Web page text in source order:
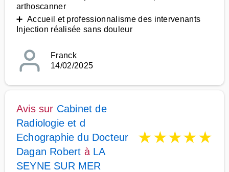
arthoscanner
➕ Accueil et professionnalisme des intervenants
Injection réalisée sans douleur
Franck
14/02/2025
Avis sur Cabinet de
Radiologie et d
Echographie du Docteur
Dagan Robert à LA
SEYNE SUR MER
★★★★★